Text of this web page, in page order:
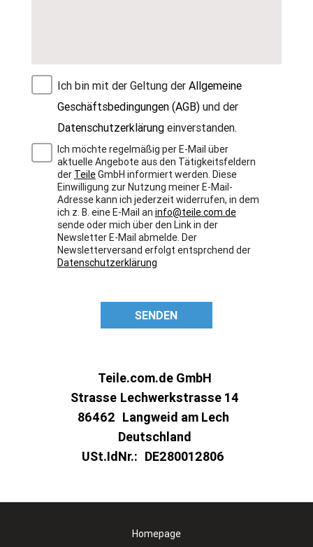
Ich bin mit der Geltung der Allgemeine
Geschäftsbedingungen (AGB)und der
Datenschutzerklärungeinverstanden.
Ich möchte regelmäßig per E-Mail über
aktuelle Angebote aus den Tätigkeitsfeldern
der TeileGmbH informiert werden. Diese
Einwilligung zur Nutzung meiner E-Mail-
Adresse kann ich jederzeit widerrufen, in dem
ich z. B. eine E-Mail an info@teile.com.de
sende oder mich über den Link in der
Newsletter E-Mail abmelde. Der
Newsletterversand erfolgt entsprchend der
Datenschutzerklärung
SENDEN
Teile.com.de GmbH
Strasse Lechwerkstrasse 14
86462 Langweid am Lech
Deutschland
USt.IdNr.: DE280012806
Homepage